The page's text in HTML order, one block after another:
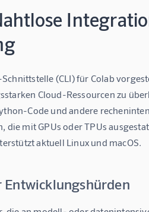
(CLI) für Colab
Cloud-Ressourcen zu
Code und andere
mit GPUs oder TPUs
aktuell Linux und macOS.